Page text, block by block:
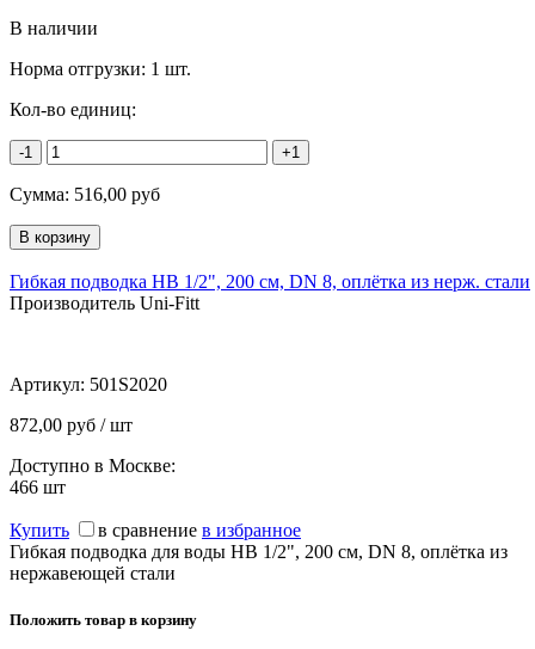
В наличии
Норма отгрузки: 1 шт.
Кол-во единиц:
-1 +1
Сумма: 516,00 руб
Гибкая подводка НВ 1/2", 200 см, DN 8, оплётка из нерж. стали
Производитель Uni-Fitt
Артикул: 501S2020
872,00 руб / шт
Доступно в Москве:
466 шт
Купить в сравнение в избранное
Гибкая подводка для воды НВ 1/2", 200 см, DN 8, оплётка из
нержавеющей стали
Положить товар в корзину